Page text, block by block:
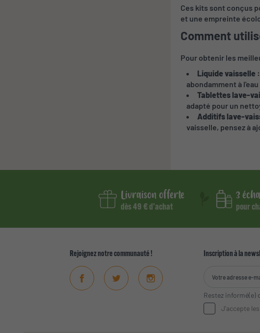
Ces kits sont conçus
et une empreinte
Comment
Pour obtenir les
Liquide vaisselle :
abondamment à
Tablettes lave-
adapté pour un
Additifs lave-
vaisselle, pensez à
Livraison offerte
dès 49 € d’achat
3
pour
Rejoignez notre communauté !
FacebookTwitter Instagram
Inscription à la
Restez informé(e)
J'accepte